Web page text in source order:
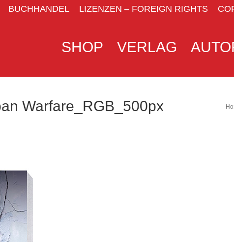
BUCHHANDEL LIZENZEN – FOREIGN RIGHTS
SHOP VERLAG
Warfare_RGB_500px